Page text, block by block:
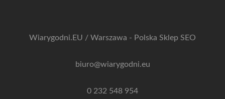
Wiarygodni.EU / Warszawa - Polska Sklep SEO
biuro@wiarygodni.eu
0 232 548 954